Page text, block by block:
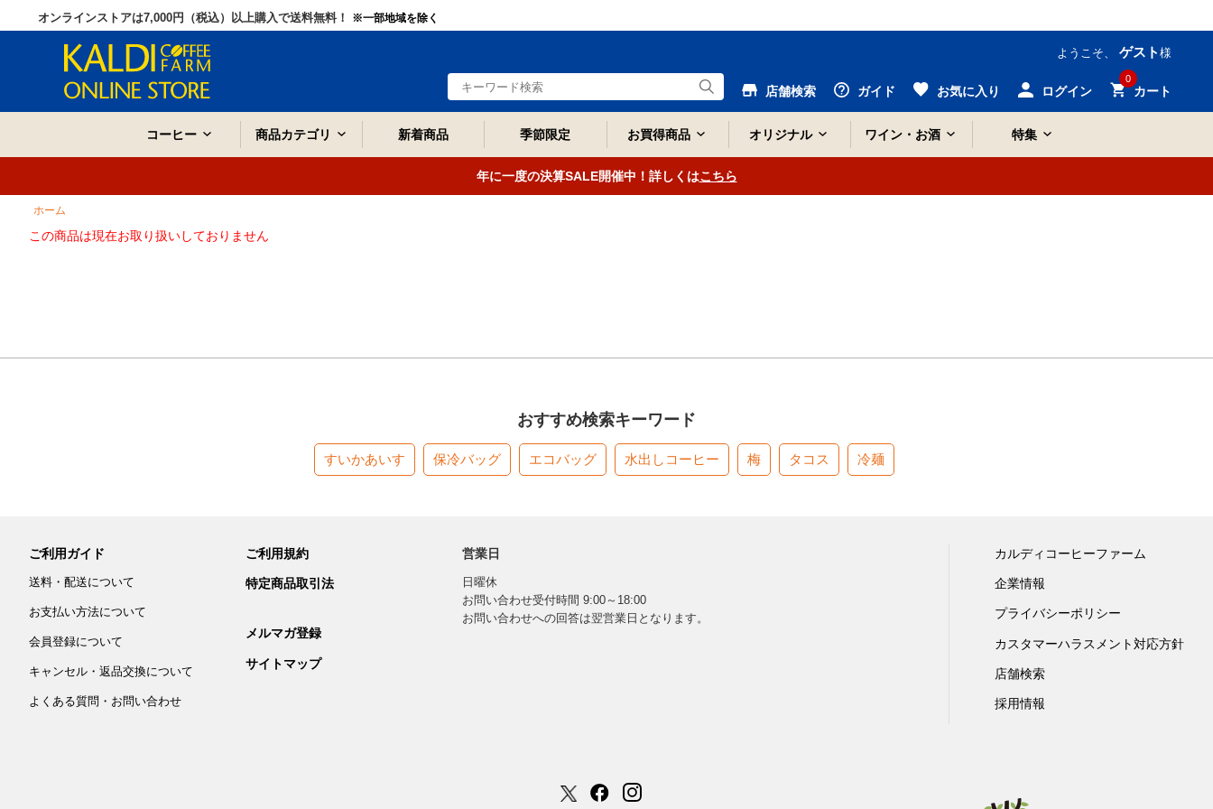
オンラインストアは7,000円（税込）以上購入で送料無料！ ※一部地域を除く
ようこそ、 ゲスト 様
店舗検索 ガイド お気に入り ログイン
0
カート
コーヒー 商品カテゴリ 新着商品 季節限定 お買得商品 オリジナル ワイン・お酒 特集
年に一度の決算SALE開催中！詳しくはこちら
ホーム
この商品は現在お取り扱いしておりません
おすすめ検索キーワード
すいかあいす 保冷バッグ エコバッグ 水出しコーヒー 梅 タコス 冷麺
ご利用ガイド
送料・配送について
お支払い方法について
会員登録について
キャンセル・返品交換について
よくある質問・お問い合わせ
ご利用規約
特定商品取引法
メルマガ登録
サイトマップ
営業日
日曜休
お問い合わせ受付時間 9:00～18:00
お問い合わせへの回答は翌営業日となります。
カルディコーヒーファーム
企業情報
プライバシーポリシー
カスタマーハラスメント対応方針
店舗検索
採用情報